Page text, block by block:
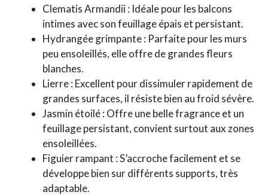
Clematis Armandii : Idéale pour les balcons
intimes avec son feuillage épais et persistant.
Hydrangée grimpante : Parfaite pour les murs
peu ensoleillés, elle offre de grandes fleurs
blanches.
Lierre : Excellent pour dissimuler rapidement de
grandes surfaces, il résiste bien au froid sévère.
Jasmin étoilé : Offre une belle fragrance et un
feuillage persistant, convient surtout aux zones
ensoleillées.
Figuier rampant : S’accroche facilement et se
développe bien sur différents supports, très
adaptable.